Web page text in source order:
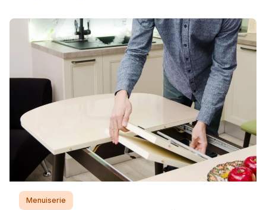
Menuiserie